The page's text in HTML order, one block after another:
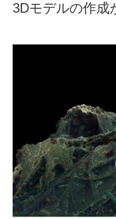
3Dモデルの作成